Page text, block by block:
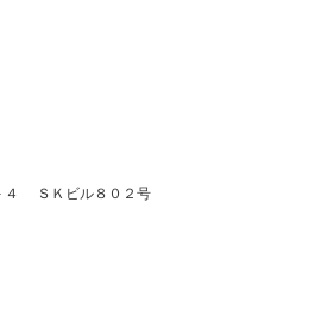
４ ＳＫビル８０２号